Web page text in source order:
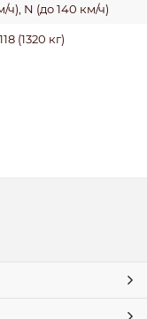
ч), N (до 140 км/ч)
(1320 кг)